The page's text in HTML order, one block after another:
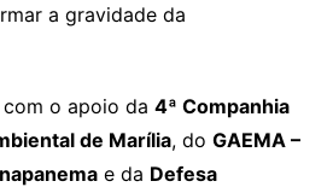
a gravidade da
o apoio da 4ª Companhia
de Marília, do GAEMA –
e da Defesa